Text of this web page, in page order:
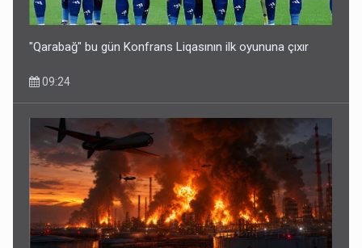
"Qarabağ" bu gün Konfrans Liqasının ilk oyununa çıxır
09:24